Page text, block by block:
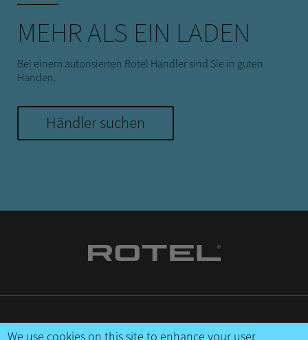
MEHR ALS EIN LADEN
Bei einem autorisierten Rotel Händler sind Sie in guten
Händen.
Händler suchen
KONTAKTIEREN SIE UNS
We use cookies on this site to enhance your user